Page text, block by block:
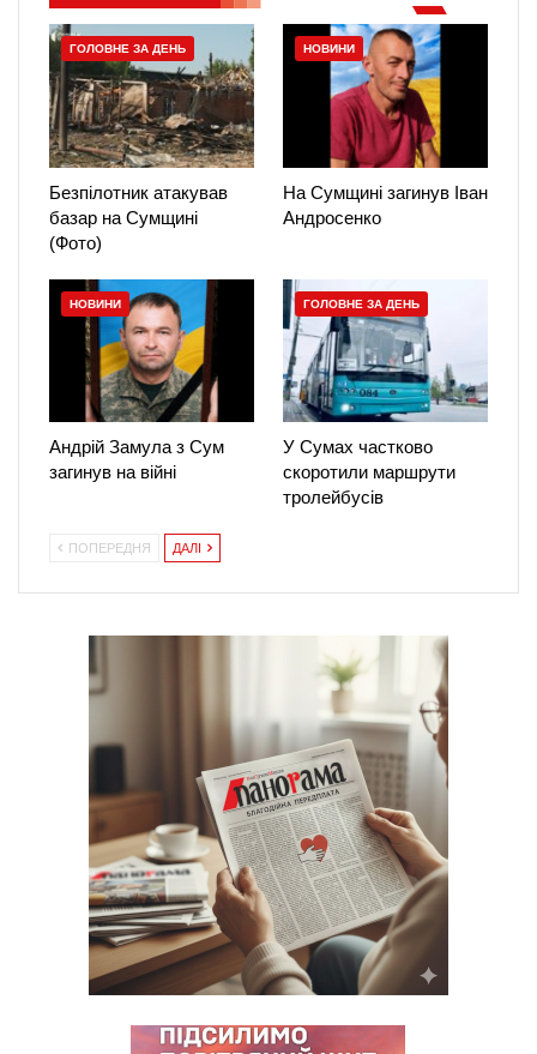
ГОЛОВНЕ ЗА ДЕНЬ
Безпілотник атакував
базар на Сумщині
(Фото)
НОВИНИ
На Сумщині загинув Іван
Андросенко
НОВИНИ
Андрій Замула з Сум
загинув на війні
ГОЛОВНЕ ЗА ДЕНЬ
У Сумах частково
скоротили маршрути
тролейбусів
ПОПЕРЕДНЯ ДАЛІ